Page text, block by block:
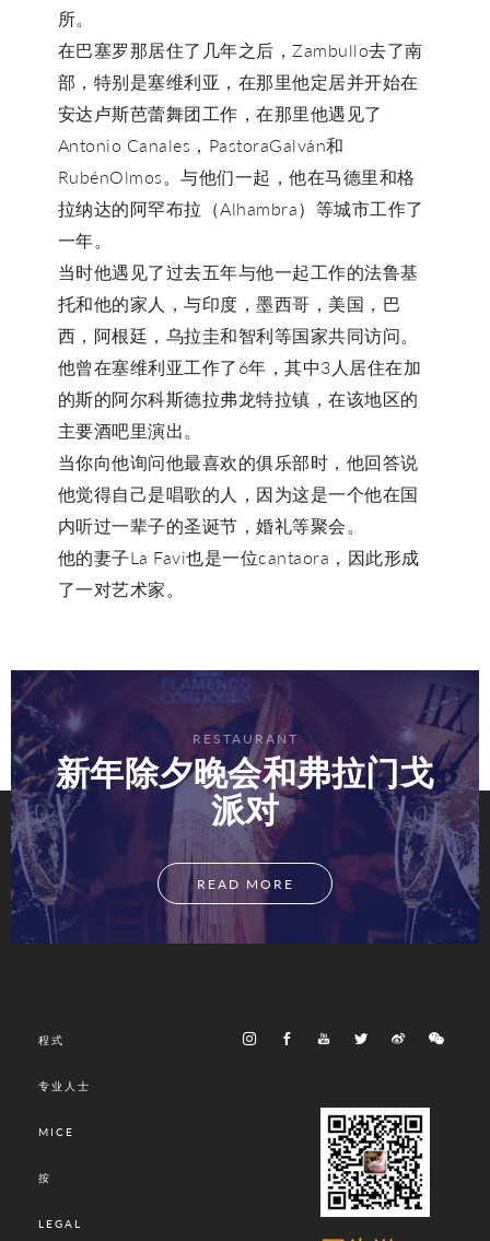
所。
在巴塞罗那居住了几年之后，Zambullo去了南
部，特别是塞维利亚，在那里他定居并开始在
安达卢斯芭蕾舞团工作，在那里他遇见了
Antonio Canales，PastoraGalván和
RubénOlmos。与他们一起，他在马德里和格
拉纳达的阿罕布拉（Alhambra）等城市工作了
一年。
当时他遇见了过去五年与他一起工作的法鲁基
托和他的家人，与印度，墨西哥，美国，巴
西，阿根廷，乌拉圭和智利等国家共同访问。
他曾在塞维利亚工作了6年，其中3人居住在加
的斯的阿尔科斯德拉弗龙特拉镇，在该地区的
主要酒吧里演出。
当你向他询问他最喜欢的俱乐部时，他回答说
他觉得自己是唱歌的人，因为这是一个他在国
内听过一辈子的圣诞节，婚礼等聚会。
他的妻子La Favi也是一位cantaora，因此形成
了一对艺术家。
RESTAURANT
新年除夕晚会和弗拉门戈
派对
READ MORE
程式
专业人士
MICE
按
LEGAL